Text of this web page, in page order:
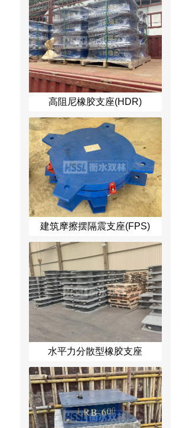
高阻尼橡胶支座(HDR)
建筑摩擦摆隔震支座(FPS)
水平力分散型橡胶支座